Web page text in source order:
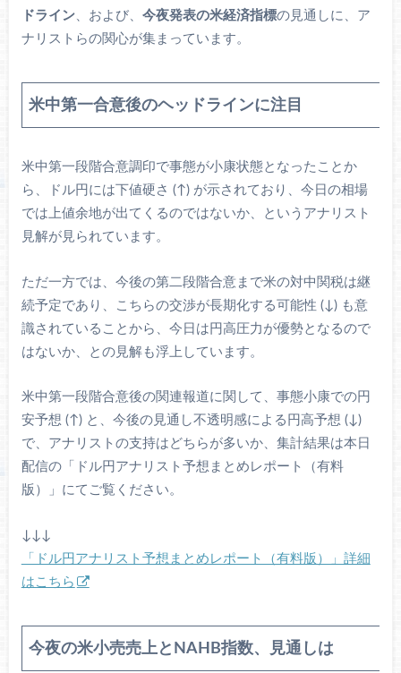
ドライン、および、 今夜発表の米経済指標の見通しに、ア
ナリストらの関心が集まっています。
米中第一合意後のヘッドラインに注目
米中第一段階合意調印で事態が小康状態となったことか
ら、ドル円には下値硬さ (↑) が示されており、今日の相場
では上値余地が出てくるのではないか、というアナリスト
見解が見られています。
ただ一方では、今後の第二段階合意まで米の対中関税は継
続予定であり、こちらの交渉が長期化する可能性 (↓) も意
識されていることから、今日は円高圧力が優勢となるので
はないか、との見解も浮上しています。
米中第一段階合意後の関連報道に関して、事態小康での円
安予想 (↑) と、今後の見通し不透明感による円高予想 (↓)
で、アナリストの支持はどちらが多いか、集計結果は本日
配信の「ドル円アナリスト予想まとめレポート（有料
版）」にてご覧ください。
↓↓↓
「ドル円アナリスト予想まとめレポート（有料版）」詳細
はこちら
今夜の米小売売上とNAHB指数、見通しは